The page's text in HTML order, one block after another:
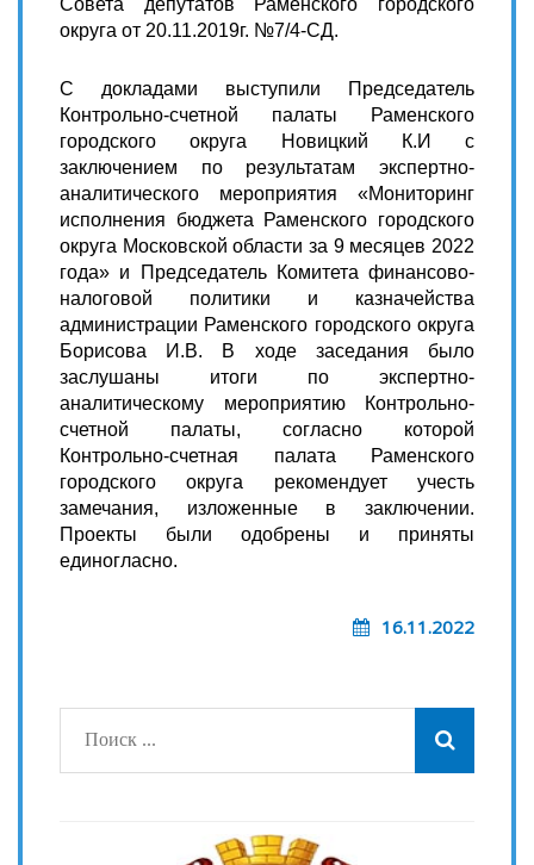
Совета депутатов Раменского городского
округа от 20.11.2019г. №7/4-СД.
С докладами выступили Председатель
Контрольно-счетной палаты Раменского
городского округа Новицкий К.И с
заключением по результатам экспертно-
аналитического мероприятия «Мониторинг
исполнения бюджета Раменского городского
округа Московской области за 9 месяцев 2022
года» и Председатель Комитета финансово-
налоговой политики и казначейства
администрации Раменского городского округа
Борисова И.В. В ходе заседания было
заслушаны итоги по экспертно-
аналитическому мероприятию Контрольно-
счетной палаты, согласно которой
Контрольно-счетная палата Раменского
городского округа рекомендует учесть
замечания, изложенные в заключении.
Проекты были одобрены и приняты
единогласно.
16.11.2022